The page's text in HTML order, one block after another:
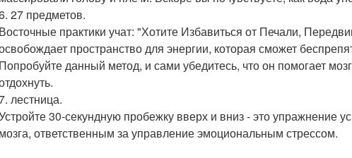
27 предметов.
Восточные практики учат: "Хотите Избавиться от Печали,
пространство для энергии, которая сможет
Попробуйте данный метод, и сами убедитесь, что он помогает
лестница.
30-секундную пробежку вверх и вниз - это упражнение
мозга, ответственным за управление эмоциональным стрессом.